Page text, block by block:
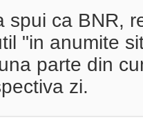
spui ca BNR,
"in anumite
parte din
zi.